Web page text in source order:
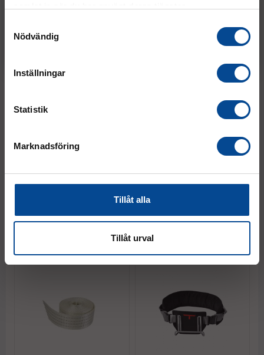
Nödvändig
Inställningar
Statistik
Marknadsföring
Tillåt alla
Tillåt urval
mm
Köp
1900 x 470 mm, orange
piano
1 812,50 kr